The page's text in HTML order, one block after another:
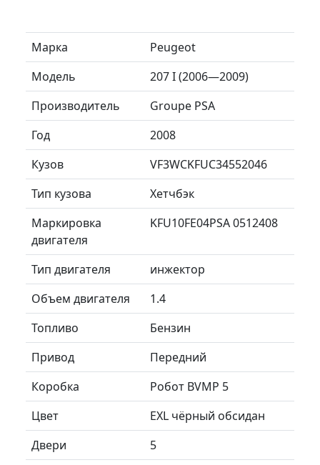
Марка
Peugeot
Модель
207 I (2006—2009)
Производитель
Groupe PSA
Год
2008
Кузов
VF3WCKFUC34552046
Тип кузова
Хетчбэк
Маркировка
двигателя
KFU10FE04PSA 0512408
Тип двигателя
инжектор
Объем двигателя
1.4
Топливо
Бензин
Привод
Передний
Коробка
Робот BVMP 5
Цвет
EXL чёрный обсидан
Двери
5